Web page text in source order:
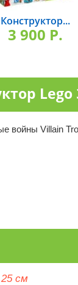
Конструктор...
3 900 P.
войны Villain
см